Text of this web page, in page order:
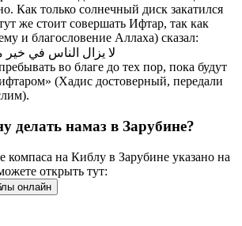
Как только солнечный диск закатился
же стоит совершать Ифтар, так как
и благословение Аллаха) сказал:
لا يزال الناس في خير
во благе до тех пор, пока будут
(Хадис достоверный, передали
делать намаз в Зарубине?
компаса на Киблу в Зарубине указано на
открыть тут:
онлайн